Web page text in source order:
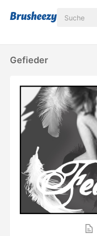
Gefieder